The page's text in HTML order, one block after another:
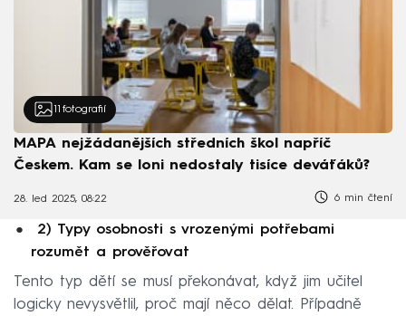
11 fotografií
MAPA nejžádanějších středních škol napříč
Českem. Kam se loni nedostaly tisíce deváťáků?
28. led 2025, 08:22 6 min čtení
2) Typy osobnosti s vrozenými potřebami
rozumět a prověřovat
Tento typ dětí se musí překonávat, když jim učitel
logicky nevysvětlil, proč mají něco dělat. Případně